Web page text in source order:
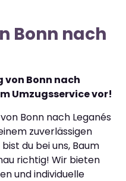
Bonn nach
von Bonn nach
Umzugsservice vor!
von Bonn nach Leganés
zuverlässigen
du bei uns, Baum
richtig! Wir bieten
und individuelle